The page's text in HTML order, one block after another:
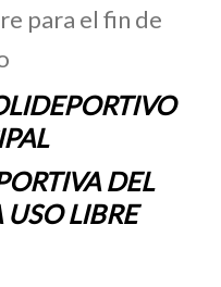
para el fin de
DEL
USO LIBRE